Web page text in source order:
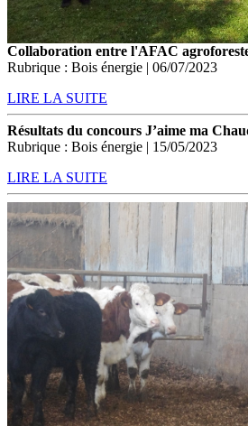
Collaboration entre l'AFAC
Rubrique : Bois énergie | 06/07/2023
LIRE LA SUITE
Résultats du concours J’aime ma
Rubrique : Bois énergie | 15/05/2023
LIRE LA SUITE